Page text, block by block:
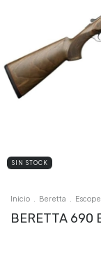
SIN STOCK
Inicio Beretta
BERETTA 690